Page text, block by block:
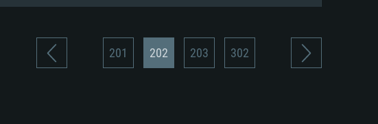
201 202 203 302